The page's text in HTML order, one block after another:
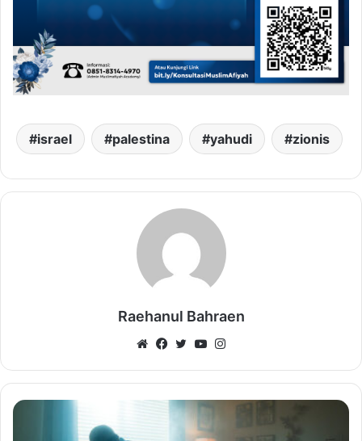
israel palestina yahudi zionis
Raehanul Bahraen
WebsiteFacebook
TwitterYouTube